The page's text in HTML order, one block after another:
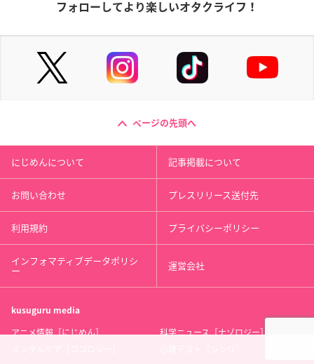
フォローしてより楽しいオタクライフ！
ページの先頭へ
にじめんについて 記事掲載について
お問い合わせ プレスリリース送付先
利用規約 プライバシーポリシー
インフォマティブデータポリシ
ー 運営会社
kusuguru media
アニメ情報［にじめん］
科学ニュース［ナゾロジー］